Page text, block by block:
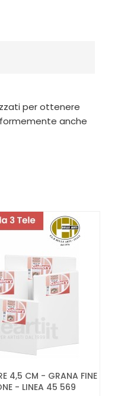
per ottenere
anche
4,5 CM - GRANA FINE
- LINEA 45 569